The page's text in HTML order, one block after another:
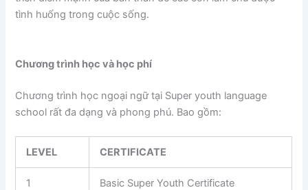
tình huống trong cuộc sống.
Chương trình học và học phí
Chương trình học ngoại ngữ tại Super youth language
school rất đa dạng và phong phú. Bao gồm:
LEVEL CERTIFICATE
1 Basic Super Youth Certificate